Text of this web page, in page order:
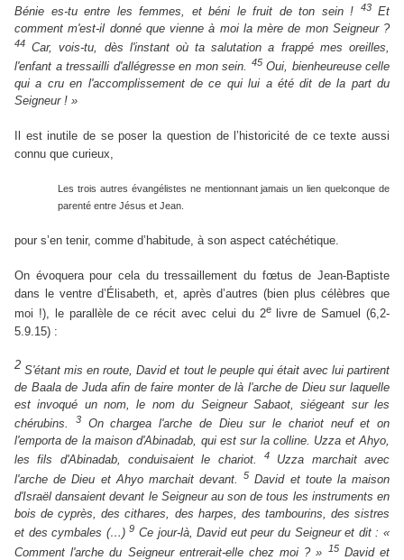
Bénie es-tu entre les femmes, et béni le fruit de ton sein !
43Et
comment m'est-il donné que vienne à moi la mère de mon Seigneur ?
44 Car, vois-tu, dès l'instant où ta salutation a frappé mes oreilles,
l'enfant a tressailli d'allégresse en mon sein. 45Oui, bienheureuse celle
qui a cru en l'accomplissement de ce qui lui a été dit de la part du
Seigneur ! »
Il est inutile de se poser la question de l’historicité de ce texte aussi
connu que curieux,
Les trois autres évangélistes ne mentionnant jamais un lien quelconque de
parenté entre Jésus et Jean.
pour s’en tenir, comme d’habitude, à son aspect catéchétique.
On évoquera pour cela du tressaillement du fœtus de Jean-Baptiste
dans le ventre d’Élisabeth, et, après d’autres (bien plus célèbres que
moi !), le parallèle de ce récit avec celui du 2elivre de Samuel (6,2-
5.9.15) :
2 S'étant mis en route, David et tout le peuple qui était avec lui partirent
de Baala de Juda afin de faire monter de là l'arche de Dieu sur laquelle
est invoqué un nom, le nom du Seigneur Sabaot, siégeant sur les
chérubins.
3On chargea l'arche de Dieu sur le chariot neuf et on
l'emporta de la maison d'Abinadab, qui est sur la colline. Uzza et Ahyo,
les fils d'Abinadab, conduisaient le chariot.
4
Uzza marchait avec
l'arche de Dieu et Ahyo marchait devant.5 David et toute la maison
d'Israël dansaient devant le Seigneur au son de tous les instruments en
bois de cyprès, des cithares, des harpes, des tambourins, des sistres
et des cymbales (…)9 Ce jour-là, David eut peur du Seigneur et dit : «
Comment l'arche du Seigneur entrerait-elle chez moi ? »
15David et